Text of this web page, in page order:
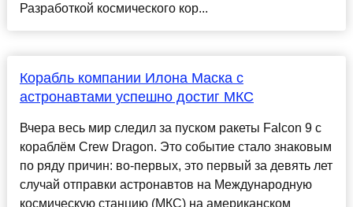
Разработкой космического кор...
Корабль компании Илона Маска с
астронавтами успешно достиг МКС
Вчера весь мир следил за пуском ракеты Falcon 9 с
кораблём Crew Dragon. Это событие стало знаковым
по ряду причин: во-первых, это первый за девять лет
случай отправки астронавтов на Международную
космическую станцию (МКС) на американском